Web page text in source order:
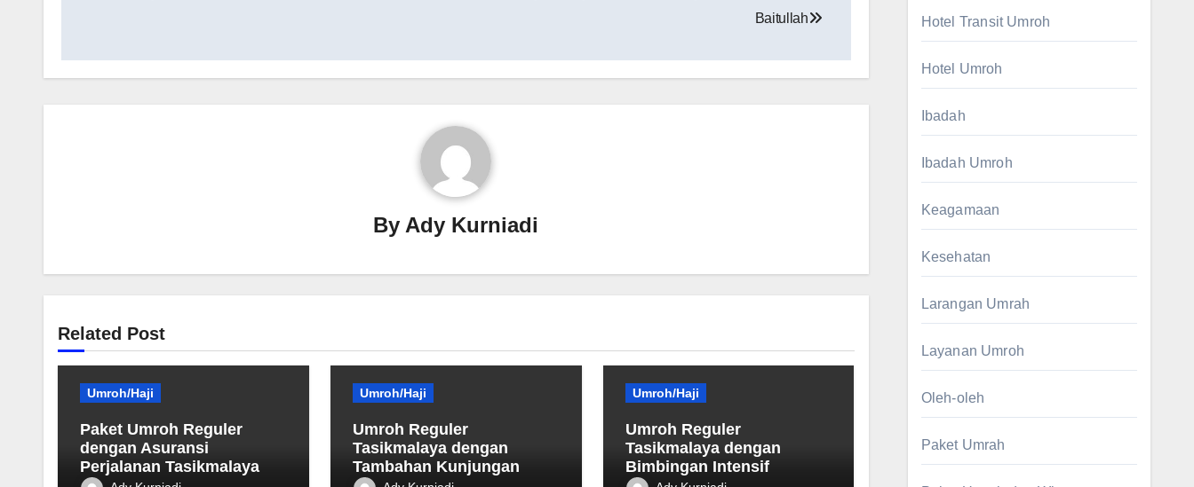
Baitullah
By Ady Kurniadi
Related Post
Umroh/Haji
Paket Umroh Reguler
dengan Asuransi
Perjalanan Tasikmalaya
Umroh/Haji
Umroh Reguler
Tasikmalaya dengan
Tambahan Kunjungan
Umroh/Haji
Umroh Reguler
Tasikmalaya dengan
Bimbingan Intensif
Hotel Transit Umroh
Hotel Umroh
Ibadah
Ibadah Umroh
Keagamaan
Kesehatan
Larangan Umrah
Layanan Umroh
Oleh-oleh
Paket Umrah